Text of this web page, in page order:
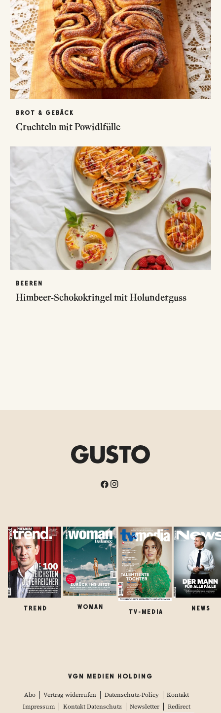
BROT & GEBÄCK
Cruchteln mit Powidlfülle
BEEREN
Himbeer-Schokokringel mit Holunderguss
TREND WOMAN
TV-MEDIA
NEWS
VGN MEDIEN HOLDING
Abo Vertrag widerrufen Datenschutz-Policy
Kontakt
Impressum
Kontakt Datenschutz Newsletter Redirect